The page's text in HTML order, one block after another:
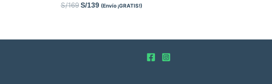
S/169 S/139 (Envío ¡GRATIS!)